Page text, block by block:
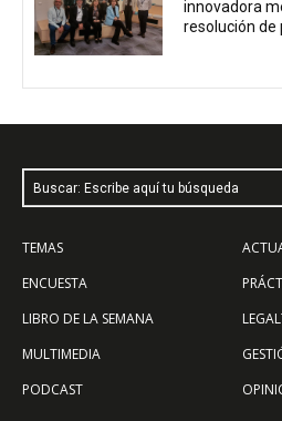
innovadora
resolución de
Buscar: Escribe aquí tu búsqueda
TEMAS
ENCUESTA
LIBRO DE LA SEMANA
MULTIMEDIA
PODCAST